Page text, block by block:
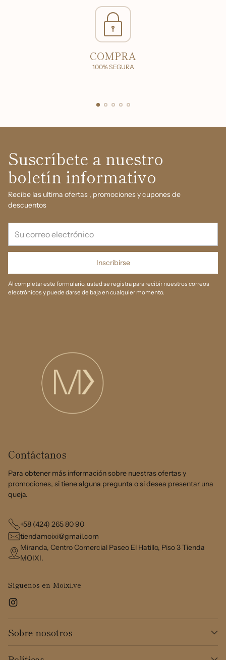
COMPRA
100% SEGURA
Suscríbete a nuestro
boletín informativo
Recibe las ultima ofertas , promociones y cupones de
descuentos
correo
electrónico
Inscribirse
Al completar este formulario, usted se registra para recibir nuestros correos
electrónicos y puede darse de baja en cualquier momento.
Contáctanos
Para obtener más información sobre nuestras ofertas y
promociones, si tiene alguna pregunta o si desea presentar una
queja.
+58 (424) 265 80 90
tiendamoixi@gmail.com
Miranda, Centro Comercial Paseo El Hatillo, Piso 3 Tienda
MOIXI.
Síguenos en Moixi.ve
Sobre nosotros